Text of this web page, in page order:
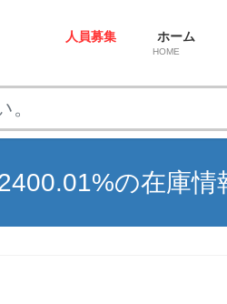
人員募集 ホーム
HOME
の在庫情